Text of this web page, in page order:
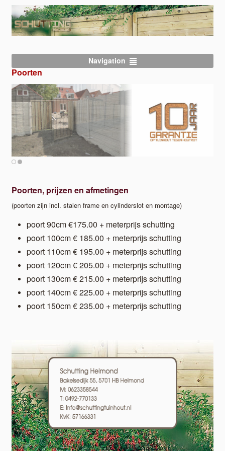
Navigation
Poorten
Poorten, prijzen en afmetingen
(poorten zijn incl. stalen frame en cylinderslot en montage)
poort 90cm €175.00 + meterprijs schutting
poort 100cm € 185.00 + meterprijs schutting
poort 110cm € 195.00 + meterprijs schutting
poort 120cm € 205.00 + meterprijs schutting
poort 130cm € 215.00 + meterprijs schutting
poort 140cm € 225.00 + meterprijs schutting
poort 150cm € 235.00 + meterprijs schutting